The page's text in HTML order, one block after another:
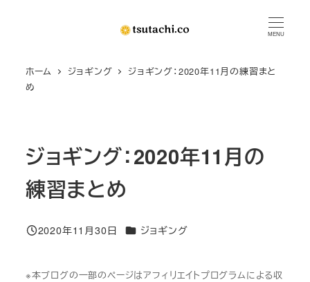
MENU
ホーム ジョギング
ジョギング：2020年11月の練習まと
め
ジョギング：2020年11月の
練習まとめ
投稿日
2020年11月30日 カテゴリー
ジョギング
※本ブログの一部のページはアフィリエイトプログラムによる収